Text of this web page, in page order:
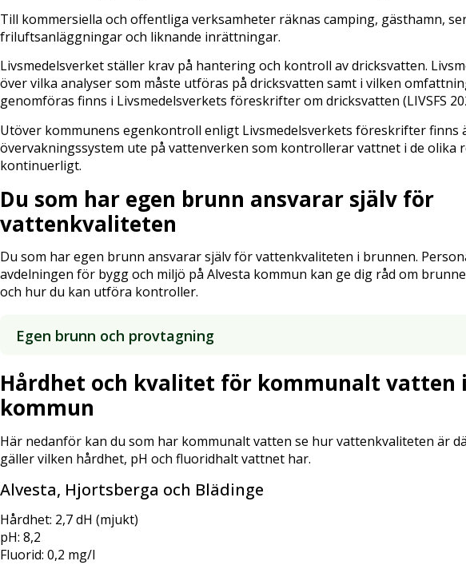
Till kommersiella och offentliga verksamheter räknas camping, gästhamn,
friluftsanläggningar och liknande inrättningar.
Livsmedelsverket ställer krav på hantering och kontroll av dricksvatten.
över vilka analyser som måste utföras på dricksvatten samt i vilken
genomföras finns i Livsmedelsverkets föreskrifter om dricksvatten (LIVSFS
Utöver kommunens egenkontroll enligt Livsmedelsverkets föreskrifter finns
övervakningssystem ute på vattenverken som kontrollerar vattnet i de olika
kontinuerligt.
Du som har egen brunn ansvarar själv för
vattenkvaliteten
Du som har egen brunn ansvarar själv för vattenkvaliteten i brunnen.
avdelningen för bygg och miljö på Alvesta kommun kan ge dig råd om
och hur du kan utföra kontroller.
Egen brunn och provtagning
Hårdhet och kvalitet för kommunalt vatten
kommun
Här nedanför kan du som har kommunalt vatten se hur vattenkvaliteten är
gäller vilken hårdhet, pH och fluoridhalt vattnet har.
Alvesta, Hjortsberga och Blädinge
Hårdhet: 2,7 dH (mjukt)
pH: 8,2
Fluorid: 0,2 mg/l